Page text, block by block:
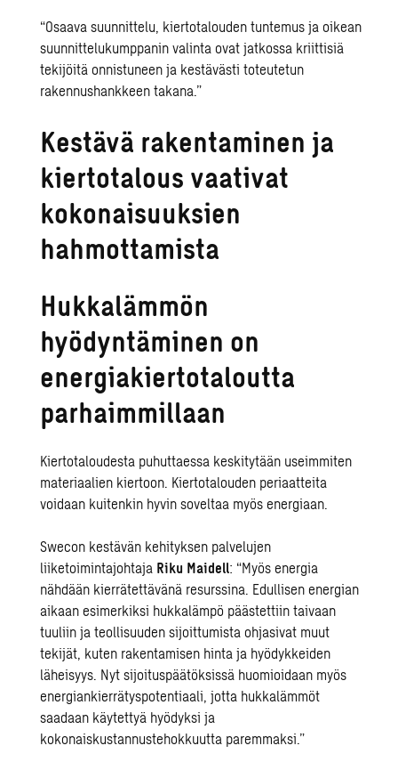
“Osaava suunnittelu, kiertotalouden tuntemus ja oikean
suunnittelukumppanin valinta ovat jatkossa kriittisiä
tekijöitä onnistuneen ja kestävästi toteutetun
rakennushankkeen takana.”
Kestävä rakentaminen ja
kiertotalous vaativat
kokonaisuuksien
hahmottamista
Hukkalämmön
hyödyntäminen on
energiakiertotaloutta
parhaimmillaan
Kiertotaloudesta puhuttaessa keskitytään useimmiten
materiaalien kiertoon. Kiertotalouden periaatteita
voidaan kuitenkin hyvin soveltaa myös energiaan.
Swecon kestävän kehityksen palvelujen
liiketoimintajohtaja Riku Maidell: “Myös energia
nähdään kierrätettävänä resurssina. Edullisen energian
aikaan esimerkiksi hukkalämpö päästettiin taivaan
tuuliin ja teollisuuden sijoittumista ohjasivat muut
tekijät, kuten rakentamisen hinta ja hyödykkeiden
läheisyys. Nyt sijoituspäätöksissä huomioidaan myös
energiankierrätyspotentiaali, jotta hukkalämmöt
saadaan käytettyä hyödyksi ja
kokonaiskustannustehokkuutta paremmaksi.”